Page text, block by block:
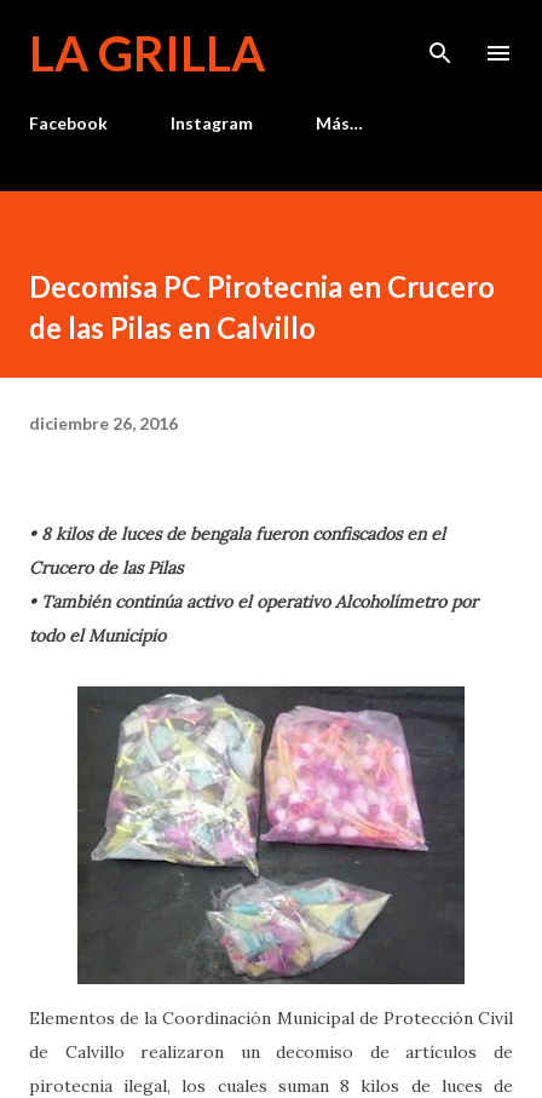
LA GRILLA
Facebook Instagram Más…
Decomisa PC Pirotecnia en Crucero
de las Pilas en Calvillo
diciembre 26, 2016
• 8 kilos de luces de bengala fueron confiscados en el
Crucero de las Pilas
• También continúa activo el operativo Alcoholímetro por
todo el Municipio
Elementos de la Coordinación Municipal de Protección Civil
de Calvillo realizaron un decomiso de artículos de
pirotecnia ilegal, los cuales suman 8 kilos de luces de